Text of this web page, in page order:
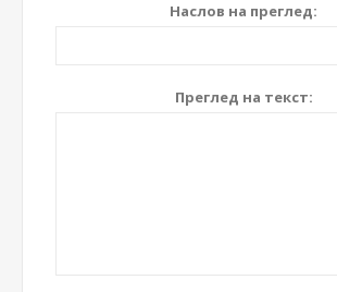
Наслов на преглед:
Преглед на текст: